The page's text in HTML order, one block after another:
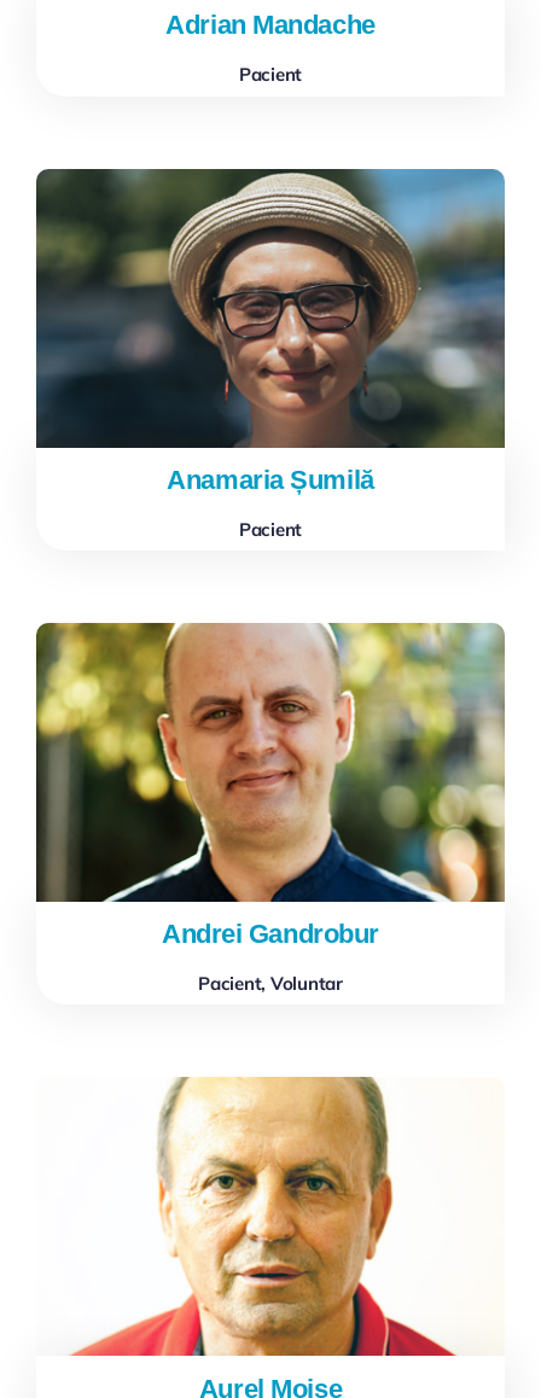
Adrian Mandache
Pacient
Anamaria Șumilă
Pacient
Andrei Gandrobur
Pacient, Voluntar
Aurel Moise